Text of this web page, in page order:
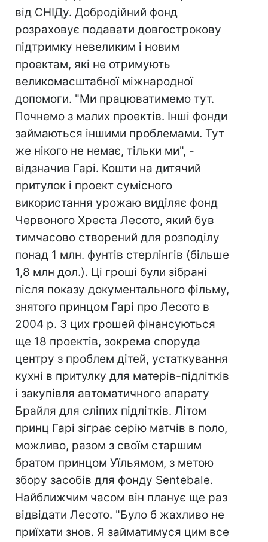
від СНІДу. Добродійний фонд
розраховує подавати довгострокову
підтримку невеликим і новим
проектам, які не отримують
великомасштабної міжнародної
допомоги. "Ми працюватимемо тут.
Почнемо з малих проектів. Інші фонди
займаються іншими проблемами. Тут
же нікого не немає, тільки ми", -
відзначив Гарі. Кошти на дитячий
притулок і проект сумісного
використання урожаю виділяє фонд
Червоного Хреста Лесото, який був
тимчасово створений для розподілу
понад 1 млн. фунтів стерлінгів (більше
1,8 млн дол.). Ці гроші були зібрані
після показу документального фільму,
знятого принцом Гарі про Лесото в
2004 р. З цих грошей фінансуються
ще 18 проектів, зокрема споруда
центру з проблем дітей, устаткування
кухні в притулку для матерів-підлітків
і закупівля автоматичного апарату
Брайля для сліпих підлітків. Літом
принц Гарі зіграє серію матчів в поло,
можливо, разом з своїм старшим
братом принцом Уїльямом, з метою
збору засобів для фонду Sentebale.
Найближчим часом він планує ще раз
відвідати Лесото. "Було б жахливо не
приїхати знов. Я займатимуся цим все